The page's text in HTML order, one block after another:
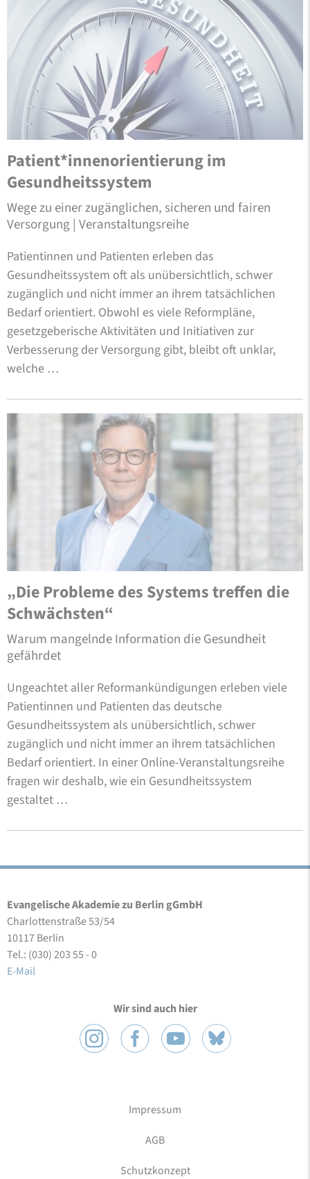
Patient*innenorientierung im
Gesundheitssystem
Wege zu einer zugänglichen, sicheren und fairen
Versorgung | Veranstaltungsreihe
Patientinnen und Patienten erleben das
Gesundheitssystem oft als unübersichtlich, schwer
zugänglich und nicht immer an ihrem tatsächlichen
Bedarf orientiert. Obwohl es viele Reformpläne,
gesetzgeberische Aktivitäten und Initiativen zur
Verbesserung der Versorgung gibt, bleibt oft unklar,
welche …
„Die Probleme des Systems treffen die
Schwächsten“
Warum mangelnde Information die Gesundheit
gefährdet
Ungeachtet aller Reformankündigungen erleben viele
Patientinnen und Patienten das deutsche
Gesundheitssystem als unübersichtlich, schwer
zugänglich und nicht immer an ihrem tatsächlichen
Bedarf orientiert. In einer Online-Veranstaltungsreihe
fragen wir deshalb, wie ein Gesundheitssystem
gestaltet …
Evangelische Akademie zu Berlin gGmbH
Charlottenstraße 53/54
10117 Berlin
Tel.: (030) 203 55 - 0
E-Mail
Wir sind auch hier
Impressum
AGB
Schutzkonzept